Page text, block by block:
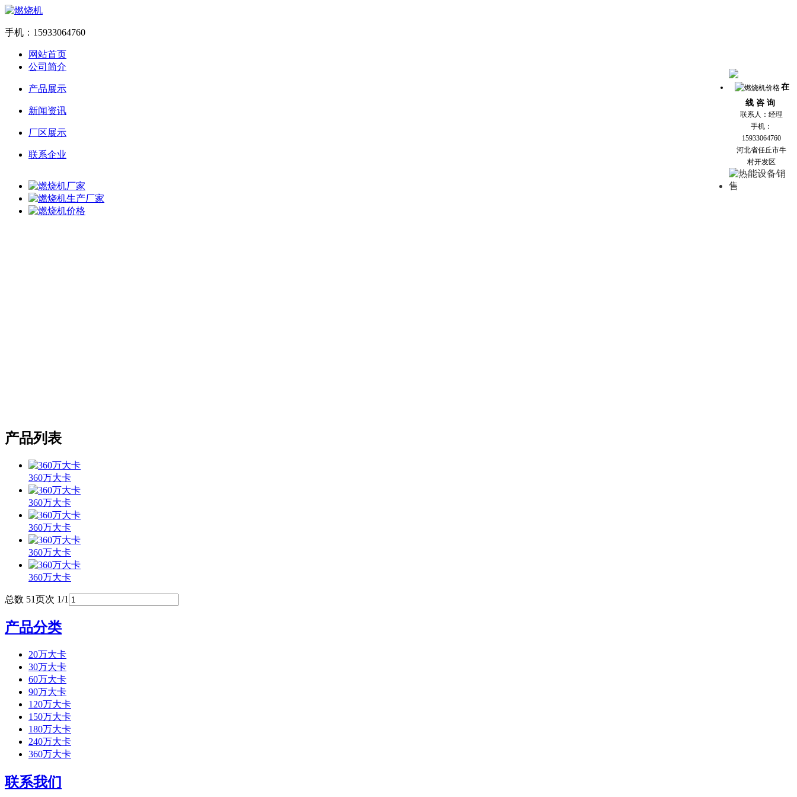
手机：15933064760
网站首页
公司简介
产品展示
新闻资讯
厂区展示
联系企业
产品列表
360万大卡
360万大卡
360万大卡
360万大卡
360万大卡
总数 51页次 1/1
产品分类
20万大卡
30万大卡
60万大卡
90万大卡
120万大卡
150万大卡
180万大卡
240万大卡
360万大卡
联系我们
在
线 咨 询
联系人：经理
手机：
15933064760
河北省任丘市牛
村开发区